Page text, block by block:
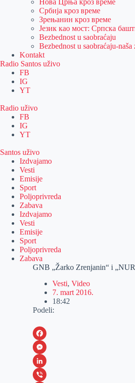
Нова Црња кроз време
Србија кроз време
Зрењанин кроз време
Језик као мост: Српска
Bezbednost u saobraćaju
Bezbednost u saobraćaju-
Kontakt
Radio Santos uživo
FB
IG
YT
Radio uživo
FB
IG
YT
Santos uživo
Izdvajamo
Vesti
Emisije
Sport
Poljoprivreda
Zabava
Izdvajamo
Vesti
Emisije
Sport
Poljoprivreda
Zabava
GNB „Žarko Zrenjanin“ i
Vesti,Video
7. mart 2016.
18:42
Podeli:
F
a
c
M
eL